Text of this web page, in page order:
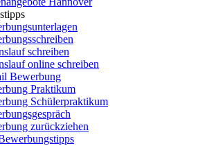
schreiben
online schreiben
Bewerbung
Praktikum
Schülerpraktikum
zurückziehen